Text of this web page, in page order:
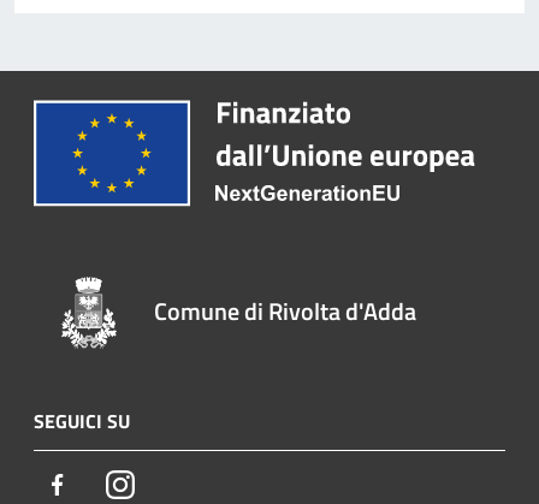
Comune di Rivolta d'Adda
SEGUICI SU
FacebookInstagram